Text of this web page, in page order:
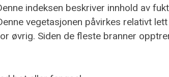
indeksen beskriver innhold av
vegetasjonen påvirkes relativt
øvrig. Siden de fleste branner